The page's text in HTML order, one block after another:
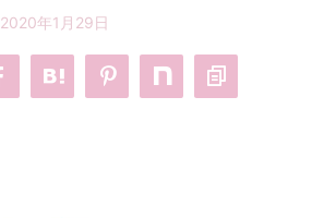
・
・ワンピース
2020年1月29日